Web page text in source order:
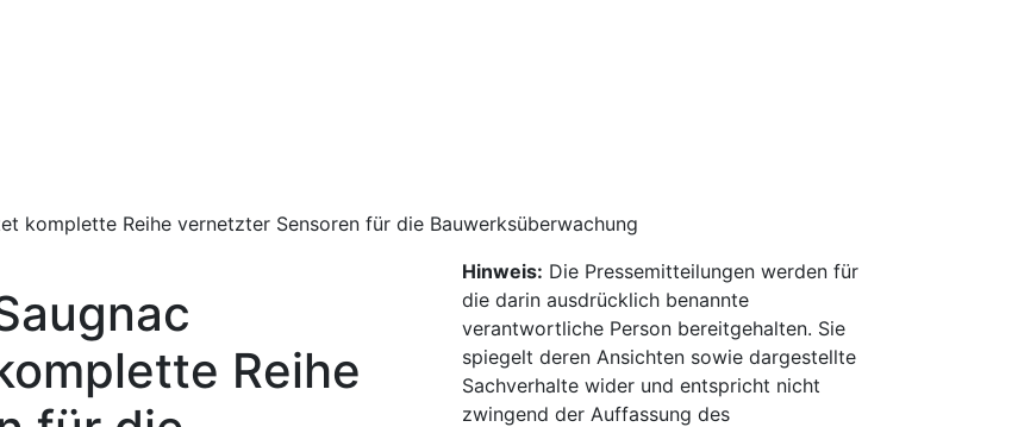
komplette Reihe vernetzter Sensoren für die Bauwerksüberwachung
Reihe
Hinweis: Die Pressemitteilungen werden für
die darin ausdrücklich benannte
verantwortliche Person bereitgehalten. Sie
spiegelt deren Ansichten sowie dargestellte
Sachverhalte wider und entspricht nicht
zwingend der Auffassung des